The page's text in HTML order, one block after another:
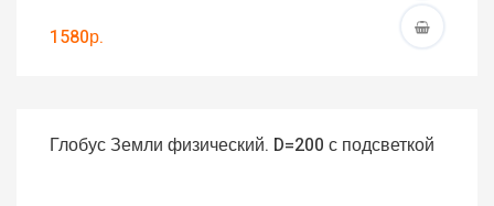
1580р.
Глобус Земли физический. D=200 с подсветкой